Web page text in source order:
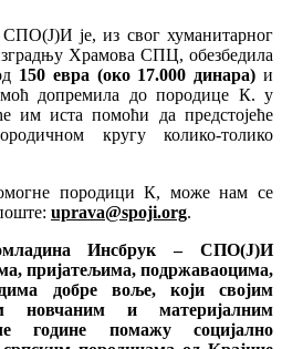
је, из свог хуманитарног
Храмова СПЦ, обезбедила
150 евра (око 17.000 динара) и
допремила до породице К. у
иста помоћи да предстојеће
кругу колико-толико
породици К, може нам се
uprava@spoji.org.
Инсбрук – СПО(Ј)И
пријатељима, подржаваоцима,
добре воље, који својим
новчаним и материјалним
године помажу социјално